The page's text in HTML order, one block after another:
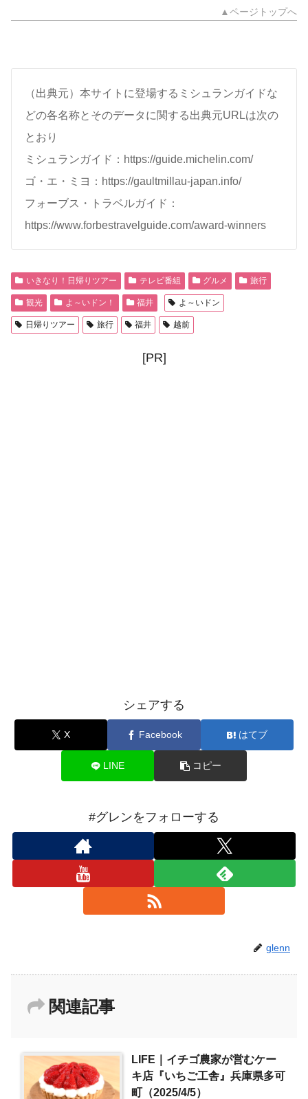
▲ページトップへ
（出典元）本サイトに登場するミシュランガイドな
どの各名称とそのデータに関する出典元URLは次の
とおり
ミシュランガイド：https://guide.michelin.com/
ゴ・エ・ミヨ：https://gaultmillau-japan.info/
フォーブス・トラベルガイド：
https://www.forbestravelguide.com/award-winners
いきなり！日帰りツアー テレビ番組 グルメ 旅行
観光 よ～いドン！ 福井 よ～いドン
日帰りツアー 旅行 福井 越前
[PR]
シェアする
X Facebook はてブ
LINE コピー
#グレンをフォローする
glenn
関連記事
LIFE｜イチゴ農家が営むケー
キ店『いちご工舎』兵庫県多可
町（2025/4/5）